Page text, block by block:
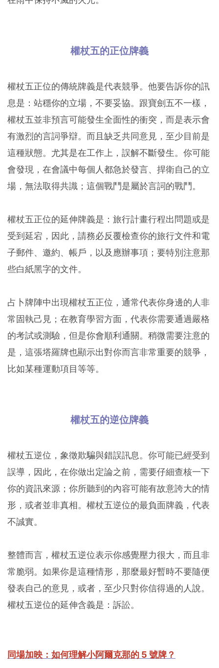
權杖五的正位牌義
權杖五正位的傳統牌義是代表競爭。他要告訴你的訊
息是：站穩你的立場，不要妥協。跟寶劍五不一樣，
權杖五並非預言可能發生全面性的衝突，而是表示會
有激烈的言詞爭辯。而且缺乏共同意見，至少目前是
這種狀態。尤其是在工作上，誤解不斷發生。你可能
會發現，在會議中每個人都急於發言、捍衛自己的立
場，無法取得共識；這個戰鬥是屬於言詞的戰鬥。
權杖五正位的延伸牌義是：旅行計畫行程出問題或是
受到延宕，因此，請務必反覆檢查你的旅行文件和電
子郵件、邀約、帳戶，以及應辦事項；要特別注意那
些白紙黑字的文件。
占卜牌陣中出現權杖五正位，通常代表你身邊的人非
常固執己見；在教育學習方面，代表你需要通過嚴格
的考試或測驗，但是你會順利通關。稍微需要注意的
是，這張塔羅牌也顯示出對你而言非常重要的競爭，
比如某種運動項目等等。
權杖五的逆位牌義
權杖五逆位，象徵欺騙與錯誤訊息。你可能已經受到
誤導，因此，在你做出定論之前，需要仔細查核一下
你的資訊來源；你所聽到的內容可能有故意誇大的情
形，或者並非真相。權杖五逆位的最負面牌義，代表
不誠實。
整體而言，權杖五逆位表示你感覺壓力很大，而且非
常脆弱。如果你是這種情形，那麼最好暫時不要隨便
發表自己的意見，或者，至少只對你信得過的人說。
權杖五逆位的延伸含義是：訴訟。
同場加映：如何理解小阿爾克那的 5 號牌？